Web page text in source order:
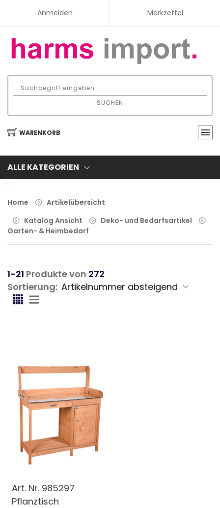
Anmelden Merkzettel
SUCHEN
WARENKORB
ALLE KATEGORIEN
Home
Artikelübersicht
Katalog Ansicht
Deko- und Bedarfsartikel
Garten- & Heimbedarf
1-21 Produkte von 272
Sortierung:
Art. Nr. 985297
Pflanztisch